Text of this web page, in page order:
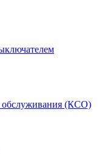
обслуживания (КСО)